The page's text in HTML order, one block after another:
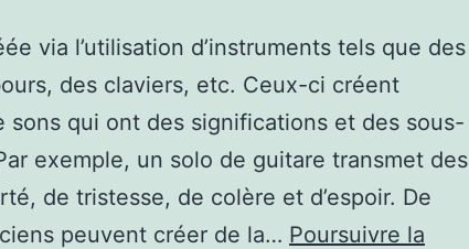
via l’utilisation d’instruments tels que des
des claviers, etc. Ceux-ci créent
sons qui ont des significations et des sous-
exemple, un solo de guitare transmet des
de tristesse, de colère et d’espoir. De
peuvent créer de la… Poursuivre la